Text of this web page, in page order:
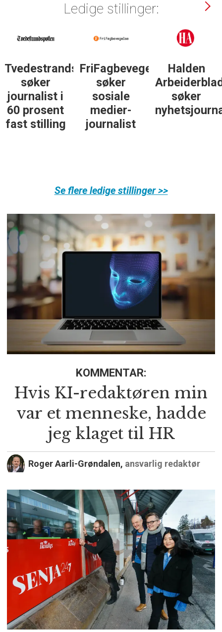
Ledige stillinger:
FriFagbevegelse
søker
sosiale
medier-
journalist
Halden
Arbeiderblad
søker
nyhetsjournalist
25. juni
søker
journalist
Se flere ledige stillinger >>
KOMMENTAR:
Hvis KI-redaktøren min
var et menneske, hadde
jeg klaget til HR
Roger Aarli-Grøndalen, ansvarlig redaktør